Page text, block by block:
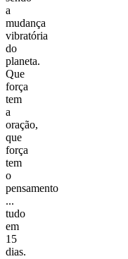
a
mudança
vibratória
do
planeta.
Que
força
tem
a
oração,
que
força
tem
o
pensamento
...
tudo
em
15
dias.